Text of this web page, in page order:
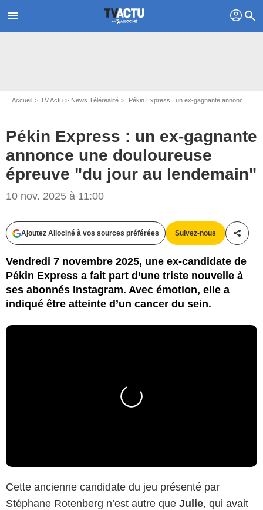
menu profil search
Accueil TV Actu News Télérealité Pékin Express : un ex-gagnante annonce une douloureuse épreuve "du jour au lendemain"
Pékin Express : un ex-gagnante
annonce une douloureuse
épreuve "du jour au lendemain"
10 nov. 2025 à 11:00
Ajoutez Allociné à vos sources préférées Suivez-nous
Vendredi 7 novembre 2025, une ex-candidate de
Pékin Express a fait part d’une triste nouvelle à
ses abonnés Instagram. Avec émotion, elle a
indiqué être atteinte d’un cancer du sein.
Cette ancienne candidate du jeu présenté par
Stéphane Rotenberg n’est autre que Julie, qui avait